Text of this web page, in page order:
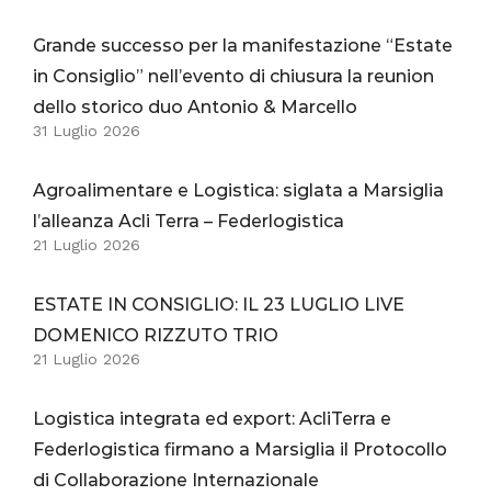
Grande successo per la manifestazione “Estate
in Consiglio” nell’evento di chiusura la reunion
dello storico duo Antonio & Marcello
31 Luglio 2026
Agroalimentare e Logistica: siglata a Marsiglia
l’alleanza Acli Terra – Federlogistica
21 Luglio 2026
ESTATE IN CONSIGLIO: IL 23 LUGLIO LIVE
DOMENICO RIZZUTO TRIO
21 Luglio 2026
Logistica integrata ed export: AcliTerra e
Federlogistica firmano a Marsiglia il Protocollo
di Collaborazione Internazionale